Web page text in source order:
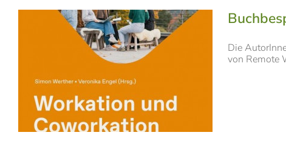
Die
von Remote